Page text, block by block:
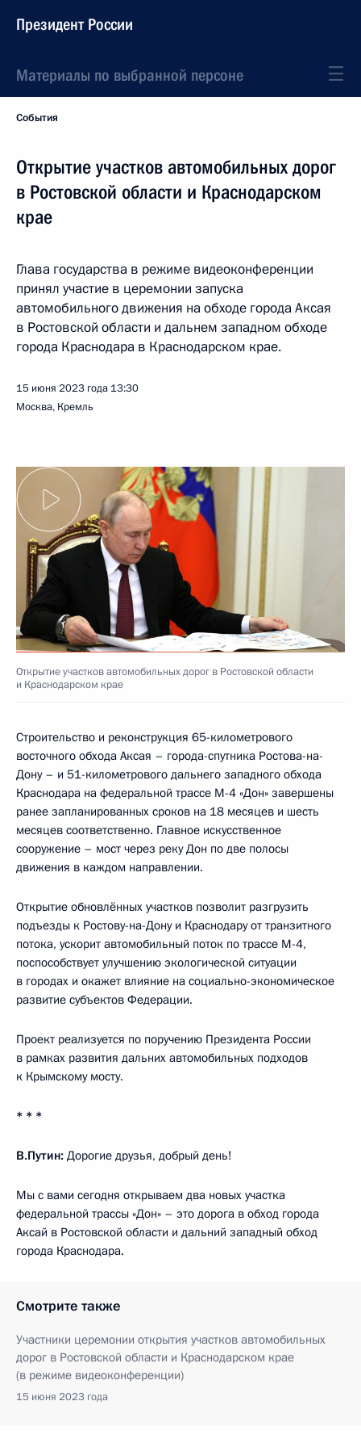
Президент России
Материалы по выбранной персоне
События
Открытие участков автомобильных дорог
в Ростовской области и Краснодарском
крае
Глава государства в режиме видеоконференции
принял участие в церемонии запуска
автомобильного движения на обходе города Аксая
в Ростовской области и дальнем западном обходе
города Краснодара в Краснодарском крае.
15 июня 2023 года 13:30
Москва, Кремль
Открытие участков автомобильных дорог в Ростовской области
и Краснодарском крае
Строительство и реконструкция 65-километрового
восточного обхода Аксая – города-спутника Ростова-на-
Дону – и 51-километрового дальнего западного обхода
Краснодара на федеральной трассе М-4 «Дон» завершены
ранее запланированных сроков на 18 месяцев и шесть
месяцев соответственно. Главное искусственное
сооружение – мост через реку Дон по две полосы
движения в каждом направлении.
Открытие обновлённых участков позволит разгрузить
подъезды к Ростову-на-Дону и Краснодару от транзитного
потока, ускорит автомобильный поток по трассе М-4,
поспособствует улучшению экологической ситуации
в городах и окажет влияние на социально-экономическое
развитие субъектов Федерации.
Проект реализуется по поручению Президента России
в рамках развития дальних автомобильных подходов
к Крымскому мосту.
* * *
В.Путин: Дорогие друзья, добрый день!
Мы с вами сегодня открываем два новых участка
федеральной трассы «Дон» – это дорога в обход города
Аксай в Ростовской области и дальний западный обход
города Краснодара.
Смотрите также
Участники церемонии открытия участков автомобильных
дорог в Ростовской области и Краснодарском крае
(в режиме видеоконференции)
15 июня 2023 года